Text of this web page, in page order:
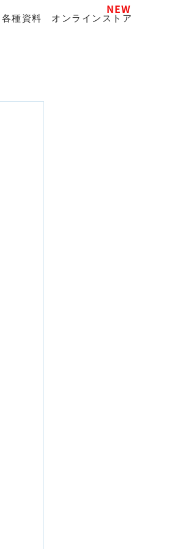
各種資料 オンラインストア
NEW